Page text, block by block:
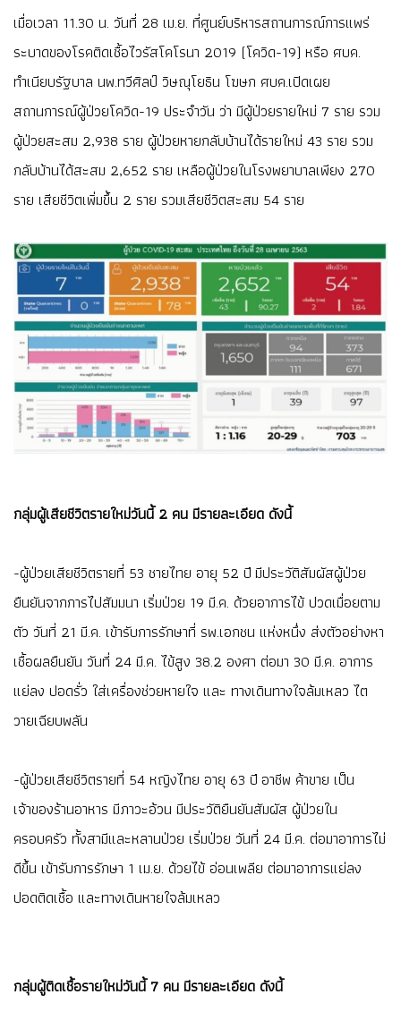
เมื่อเวลา 11.30 น. วันที่ 28 เม.ย. ที่ศูนย์บริหารสถานการณ์การแพร่
ระบาดของโรคติดเชื้อไวรัสโคโรนา 2019 (โควิด-19) หรือ ศบค.
ทำเนียบรัฐบาล นพ.ทวีศิลป์ วิษณุโยธิน โฆษก ศบค.เปิดเผย
สถานการณ์ผู้ป่วยโควิด-19 ประจำวัน ว่า มีผู้ป่วยรายใหม่ 7 ราย รวม
ผู้ป่วยสะสม 2,938 ราย ผู้ป่วยหายกลับบ้านได้รายใหม่ 43 ราย รวม
กลับบ้านได้สะสม 2,652 ราย เหลือผู้ป่วยในโรงพยาบาลเพียง 270
ราย เสียชีวิตเพิ่มขึ้น 2 ราย รวมเสียชีวิตสะสม 54 ราย
กลุ่มผู้เสียชีวิตรายใหม่วันนี้ 2 คน มีรายละเอียด ดังนี้
-ผู้ป่วยเสียชีวิตรายที่ 53 ชายไทย อายุ 52 ปี มีประวัติสัมผัสผู้ป่วย
ยืนยันจากการไปสัมมนา เริ่มป่วย 19 มี.ค. ด้วยอาการไข้ ปวดเมื่อยตาม
ตัว วันที่ 21 มี.ค. เข้ารับการรักษาที่ รพ.เอกชน แห่งหนึ่ง ส่งตัวอย่างหา
เชื้อผลยืนยัน วันที่ 24 มี.ค. ไข้สูง 38.2 องศา ต่อมา 30 มี.ค. อาการ
แย่ลง ปอดรั่ว ใส่เครื่องช่วยหายใจ และ ทางเดินทางใจล้มเหลว ไต
วายเฉียบพลัน
-ผู้ป่วยเสียชีวิตรายที่ 54 หญิงไทย อายุ 63 ปี อาชีพ ค้าขาย เป็น
เจ้าของร้านอาหาร มีภาวะอ้วน มีประวัติยืนยันสัมผัส ผู้ป่วยใน
ครอบครัว ทั้งสามีและหลานป่วย เริ่มป่วย วันที่ 24 มี.ค. ต่อมาอาการไม่
ดีขึ้น เข้ารับการรักษา 1 เม.ย. ด้วยไข้ อ่อนเพลีย ต่อมาอาการแย่ลง
ปอดติดเชื้อ และทางเดินหายใจล้มเหลว
กลุ่มผู้ติดเชื้อรายใหม่วันนี้ 7 คน มีรายละเอียด ดังนี้